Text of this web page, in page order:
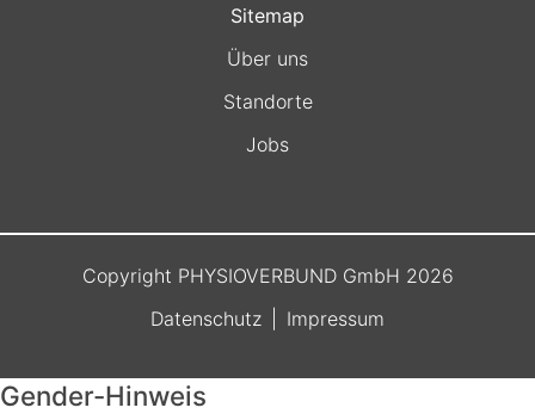
Sitemap
Über uns
Standorte
Jobs
Copyright PHYSIOVERBUND GmbH 2026
Datenschutz
Impressum
Gender-Hinweis